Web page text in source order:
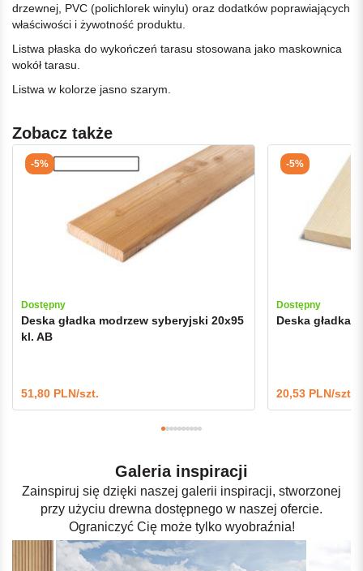
drzewnej, PVC (polichlorek winylu) oraz dodatków poprawiających
właściwości i żywotność produktu.
Listwa płaska do wykończeń tarasu stosowana jako maskownica
wokół tarasu.
Listwa w kolorze jasno szarym.
Zobacz także
-5%
Dostępny
Deska gładka modrzew syberyjski 20x95
kl. AB
51,80 PLN/szt.
-5%
Dostępny
Deska gładka
20,53 PLN/szt.
Galeria inspiracji
Zainspiruj się dzięki naszej galerii inspiracji, stworzonej
przy użyciu drewna dostępnego w naszej ofercie.
Ograniczyć Cię może tylko wyobraźnia!